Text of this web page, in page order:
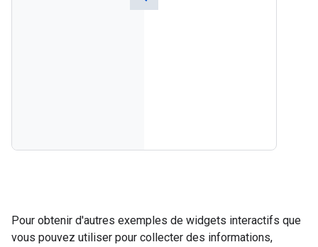
Pour obtenir d'autres exemples de widgets interactifs que
vous pouvez utiliser pour collecter des informations,